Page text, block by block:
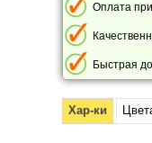
Оплата
Быстрая
Хар-ки